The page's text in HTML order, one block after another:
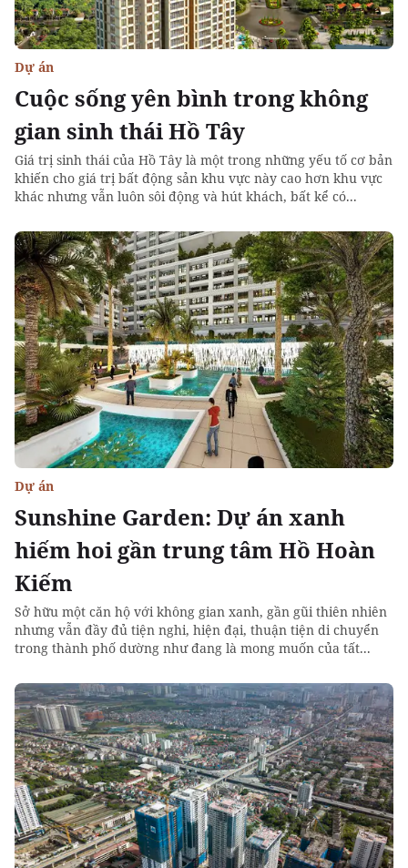
Cuộc sống yên bình trong không
gian sinh thái Hồ Tây
Dự án
Giá trị sinh thái của Hồ Tây là một trong những yếu tố cơ bản
khiến cho giá trị bất động sản khu vực này cao hơn khu vực
khác nhưng vẫn luôn sôi động và hút khách, bất kể có...
Sunshine Garden: Dự án xanh
hiếm hoi gần trung tâm Hồ Hoàn
Kiếm
Dự án
Sở hữu một căn hộ với không gian xanh, gần gũi thiên nhiên
nhưng vẫn đầy đủ tiện nghi, hiện đại, thuận tiện di chuyển
trong thành phố dường như đang là mong muốn của tất...